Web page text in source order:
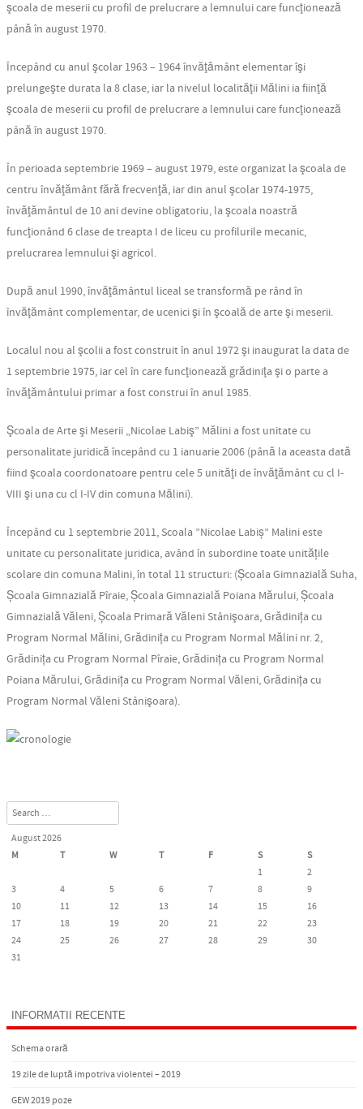
şcoala de meserii cu profil de prelucrare a lemnului care funcţionează
până în august 1970.
Începând cu anul şcolar 1963 – 1964 învăţământ elementar îşi
prelungeşte durata la 8 clase, iar la nivelul localităţii Mălini ia fiinţă
şcoala de meserii cu profil de prelucrare a lemnului care funcţionează
până în august 1970.
În perioada septembrie 1969 – august 1979, este organizat la şcoala de
centru învăţământ fără frecvenţă, iar din anul şcolar 1974-1975,
învăţământul de 10 ani devine obligatoriu, la şcoala noastră
funcţionând 6 clase de treapta I de liceu cu profilurile mecanic,
prelucrarea lemnului şi agricol.
După anul 1990, învăţământul liceal se transformă pe rând în
învăţământ complementar, de ucenici şi în şcoală de arte şi meserii.
Localul nou al şcolii a fost construit în anul 1972 şi inaugurat la data de
1 septembrie 1975, iar cel în care funcţionează grădiniţa şi o parte a
învăţământului primar a fost construi în anul 1985.
Şcoala de Arte şi Meserii „Nicolae Labiş” Mălini a fost unitate cu
personalitate juridică începând cu 1 ianuarie 2006 (până la aceasta dată
fiind şcoala coordonatoare pentru cele 5 unităţi de învăţământ cu cl I-
VIII şi una cu cl I-IV din comuna Mălini).
Începând cu 1 septembrie 2011, Scoala ”Nicolae Labiș” Malini este
unitate cu personalitate juridica, având în subordine toate unitățile
scolare din comuna Malini, în total 11 structuri: (Școala Gimnazială Suha,
Școala Gimnazială Pîraie, Școala Gimnazială Poiana Mărului, Școala
Gimnazială Văleni, Școala Primară Văleni Stânişoara, Grădinița cu
Program Normal Mălini, Grădinița cu Program Normal Mălini nr. 2,
Grădinița cu Program Normal Pîraie, Grădinița cu Program Normal
Poiana Mărului, Grădinița cu Program Normal Văleni, Grădinița cu
Program Normal Văleni Stânişoara).
Search
August 2026
M
T W T F S
S
1
2
3
4 5 6 7 8
9
10
11 12 13 14 15
16
17
18 19 20 21 22
23
24
25 26 27 28 29
30
31
INFORMATII RECENTE
Schema orară
19 zile de luptă impotriva violentei – 2019
GEW 2019 poze